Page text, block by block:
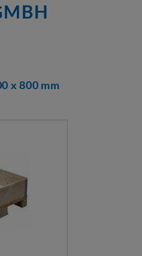
x 800 mm